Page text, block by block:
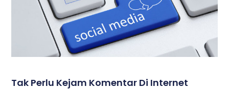
Tak Perlu Kejam Komentar Di Internet